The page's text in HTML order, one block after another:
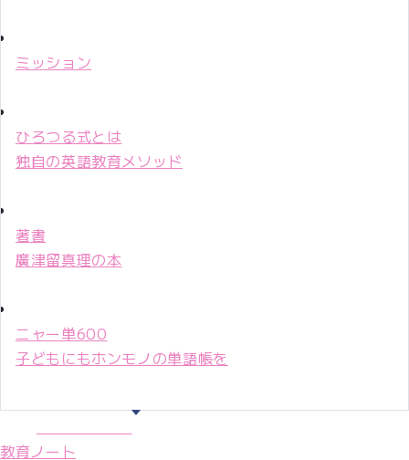
ミッション
ひろつる式とは
独自の英語教育メソッド
著書
廣津留真理の本
ニャー単600
子どもにもホンモノの単語帳を
教育ノート